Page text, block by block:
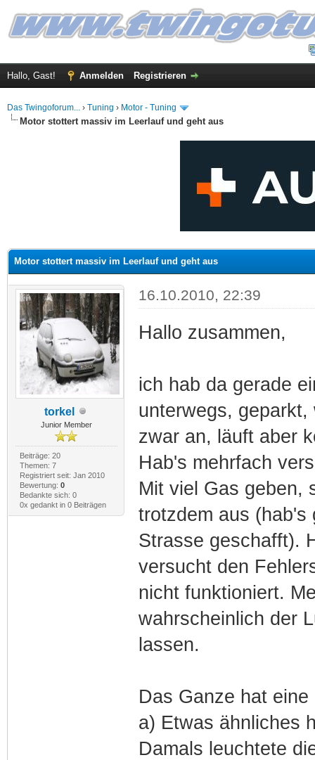
Hallo, Gast! Anmelden Registrieren
Das Twingoforum... › Tuning › Motor - Tuning
Motor stottert massiv im Leerlauf und geht aus
Motor stottert massiv im Leerlauf und geht aus
torkel
Junior Member
Beiträge: 20
Themen: 7
Registriert seit: Jan 2010
Bewertung: 0
Bedankte sich: 0
0x gedankt in 0 Beiträgen
16.10.2010, 22:39
Hallo zusammen,
ich hab da gerade
unterwegs,
zwar an, läuft aber
Hab's mehrfach
Mit viel Gas geben,
trotzdem aus (hab's
Strasse geschafft).
versucht den
nicht funktioniert.
wahrscheinlich der
lassen.
Das Ganze hat
a) Etwas ähnliches
Damals leuchtete